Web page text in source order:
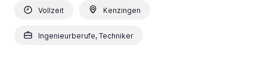
Vollzeit Kenzingen
Ingenieurberufe, Techniker